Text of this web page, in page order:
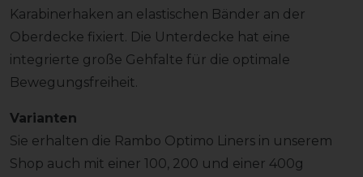
Karabinerhaken an elastischen Bänder an der
Oberdecke fixiert. Die Unterdecke hat eine
integrierte große Gehfalte für die optimale
Bewegungsfreiheit.
Varianten
Sie erhalten die Rambo Optimo Liners in unserem
Shop auch mit einer 100, 200 und einer 400g